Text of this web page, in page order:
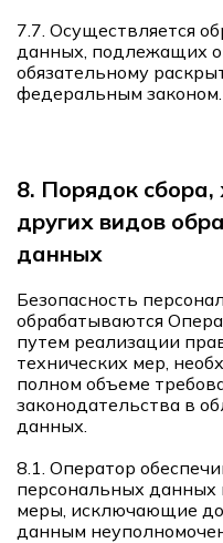
7.7. Осуществляется
данных, подлежащих
обязательному
федеральным законом.
8. Порядок сбора,
других видов
данных
Безопасность
обрабатываются
путем реализации
технических мер,
полном объеме
законодательства в
данных.
8.1. Оператор
персональных
меры, исключающие
данным